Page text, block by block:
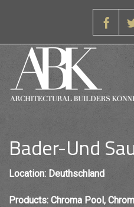
Bader-Und
Location: Deuthschland
Products: Chroma Pool,